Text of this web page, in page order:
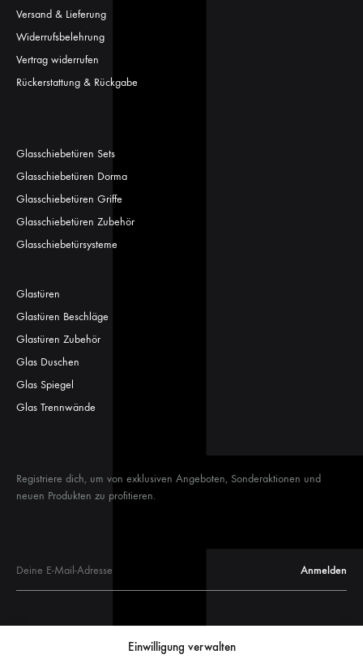
Einwilligung verwalten
Versand & Lieferung
Widerrufsbelehrung
Vertrag widerrufen
Rückerstattung & Rückgabe
Glasschiebetüren Sets
Glasschiebetüren Dorma
Glasschiebetüren Griffe
Glasschiebetüren Zubehör
Glasschiebetürsysteme
Glastüren
Glastüren Beschläge
Glastüren Zubehör
Glas Duschen
Glas Spiegel
Glas Trennwände
Registriere dich, um von exklusiven Angeboten, Sonderaktionen und
neuen Produkten zu profitieren.